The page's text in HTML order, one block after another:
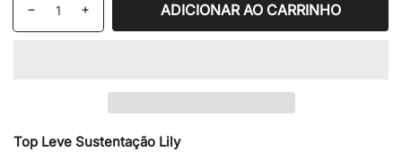
Diminuir
quantidade
SUSTENTAÇÃO
Aumentar
a
TOP
LEVE
LILY
ADICIONAR AO CARRINHO
Top Leve Sustentação Lily